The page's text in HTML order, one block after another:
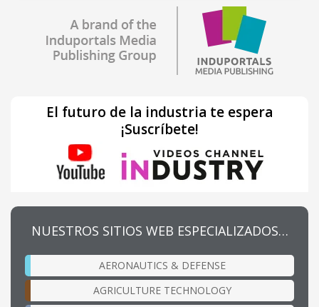
El futuro de la industria te espera
¡Suscríbete!
NUESTROS SITIOS WEB ESPECIALIZADOS…
AERONAUTICS & DEFENSE
AGRICULTURE TECHNOLOGY